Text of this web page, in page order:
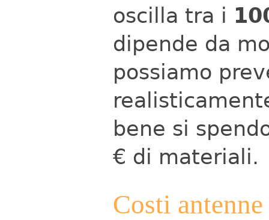
oscilla tra i
dipende da
possiamo
bene si
€ di materiali.
Costi antenne